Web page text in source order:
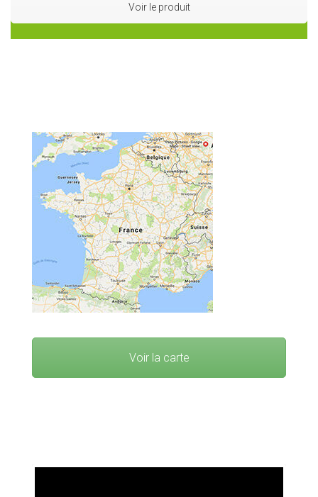
Voir le produit
Voir la carte